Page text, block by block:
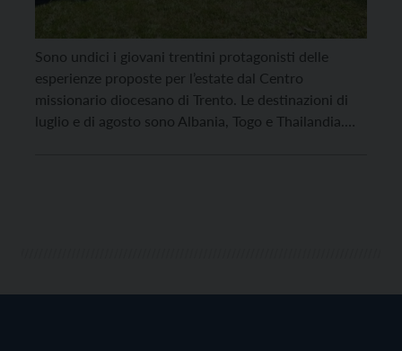
Sono undici i giovani trentini protagonisti delle
esperienze proposte per l’estate dal Centro
missionario diocesano di Trento. Le destinazioni di
luglio e di agosto sono Albania, Togo e Thailandia.